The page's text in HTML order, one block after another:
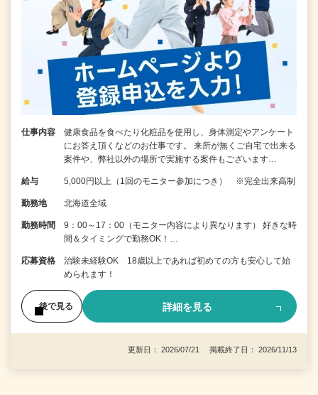
仕事内容
健康食品を食べたり化粧品を使用し、身体測定やアンケート
にお答え頂くなどのお仕事です。 来所が無くご自宅で出来る
案件や、弊社以外の場所で実施する案件もございます…
給与 5,000円以上（1回のモニター参加につき） ※完全出来高制
勤務地 北海道全域
勤務時間
9：00～17：00（モニター内容により異なります） 好きな時
間＆タイミングで勤務OK！…
応募資格
治験未経験OK 18歳以上であれば初めての方も安心して始
められます！
後で見る 詳細を見る
更新日： 2026/07/21 掲載終了日： 2026/11/13